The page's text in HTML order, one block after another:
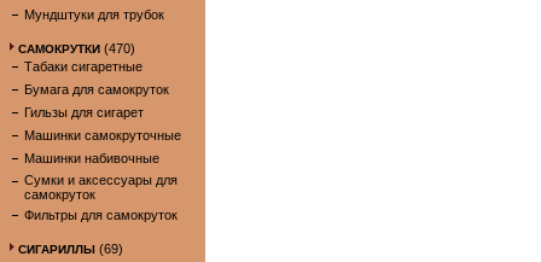
Мундштуки для трубок
САМОКРУТКИ (470)
Табаки сигаретные
Бумага для самокруток
Гильзы для сигарет
Машинки самокруточные
Машинки набивочные
Сумки и аксессуары для
самокруток
Фильтры для самокруток
СИГАРИЛЛЫ (69)